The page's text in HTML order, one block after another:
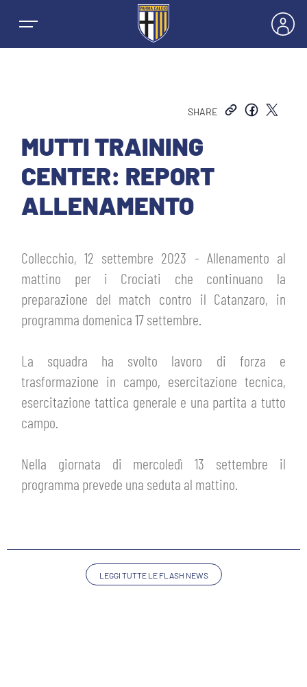
NEWS
SQUADRE
PRIMA SQUADRA MASCHILE
PRIMA SQUADRA FEMMINILE
GIOVANILE MASCHILE
MASCHILE
FEMMINILE
BIGLIETTI E ABBONAMENTI
ABBONAMENTI
INFO BIGLIETTI
MUSEUM CLUB EXPERIENCE
INFORMAZIONI ACCREDITI
TICKET GIFT CARD
SHOP
HOSPITALITY
HOSPITALITY
ESPORTS
IL CLUB
STORIA
MUTTI TRAINING CENTER
STADIO TARDINI
SHARE
MUTTI TRAINING
CENTER: REPORT
ALLENAMENTO
Collecchio, 12 settembre 2023 - Allenamento al
mattino per i Crociati che continuano la
preparazione del match contro il Catanzaro, in
programma domenica 17 settembre.
La squadra ha svolto lavoro di forza e
trasformazione in campo, esercitazione tecnica,
esercitazione tattica generale e una partita a tutto
campo.
Nella giornata di mercoledì 13 settembre il
programma prevede una seduta al mattino.
LEGGI TUTTE LE FLASH NEWS